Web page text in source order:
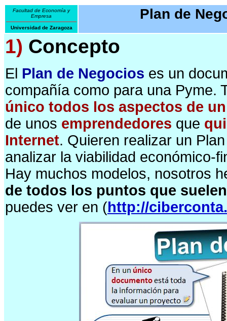
Facultad de Economía y
Empresa
Universidad de Zaragoza
Plan de
1) Concepto
El Plan de Negocios es un
compañía como para una Pyme.
único todos los aspectos de
de unos emprendedores que
Internet. Quieren realizar un
analizar la viabilidad económico-
Hay muchos modelos, nosotros
de todos los puntos que
puedes ver en (http://